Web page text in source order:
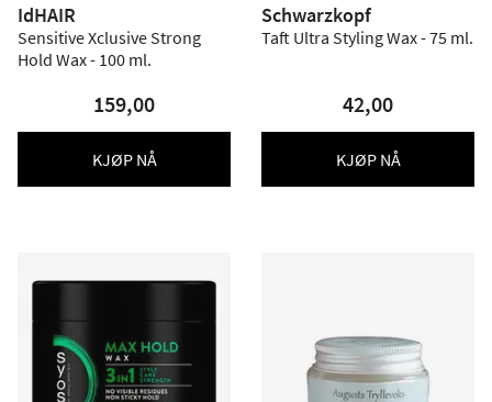
IdHAIR
Sensitive Xclusive Strong
Hold Wax - 100 ml.
159,00
KJØP NÅ
Schwarzkopf
Taft Ultra Styling Wax - 75 ml.
42,00
KJØP NÅ